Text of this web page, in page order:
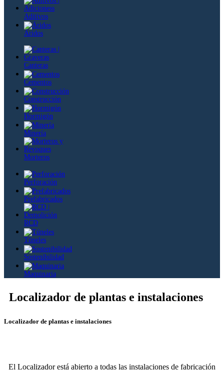
Aditivos
Áridos
Canteras
Cementos
Construcción
Hormigón
Minería
Morteros
Perforación
Prefabricados
RCD
Túneles
Sostenibilidad
Maquinaria
Localizador de plantas e instalaciones
Localizador de plantas e instalaciones
El Localizador está abierto a todas las instalaciones de fabricación